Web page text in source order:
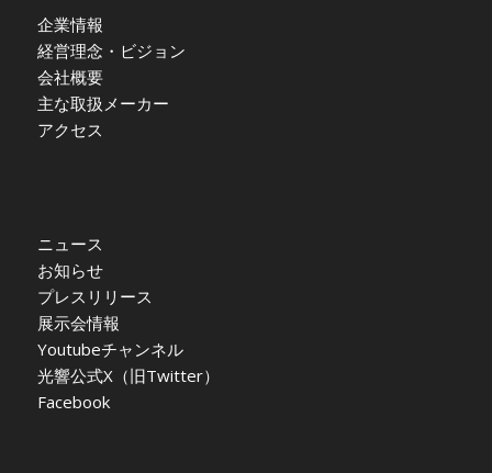
企業情報
経営理念・ビジョン
会社概要
主な取扱メーカー
アクセス
ニュース
お知らせ
プレスリリース
展示会情報
Youtubeチャンネル
光響公式X（旧Twitter）
Facebook